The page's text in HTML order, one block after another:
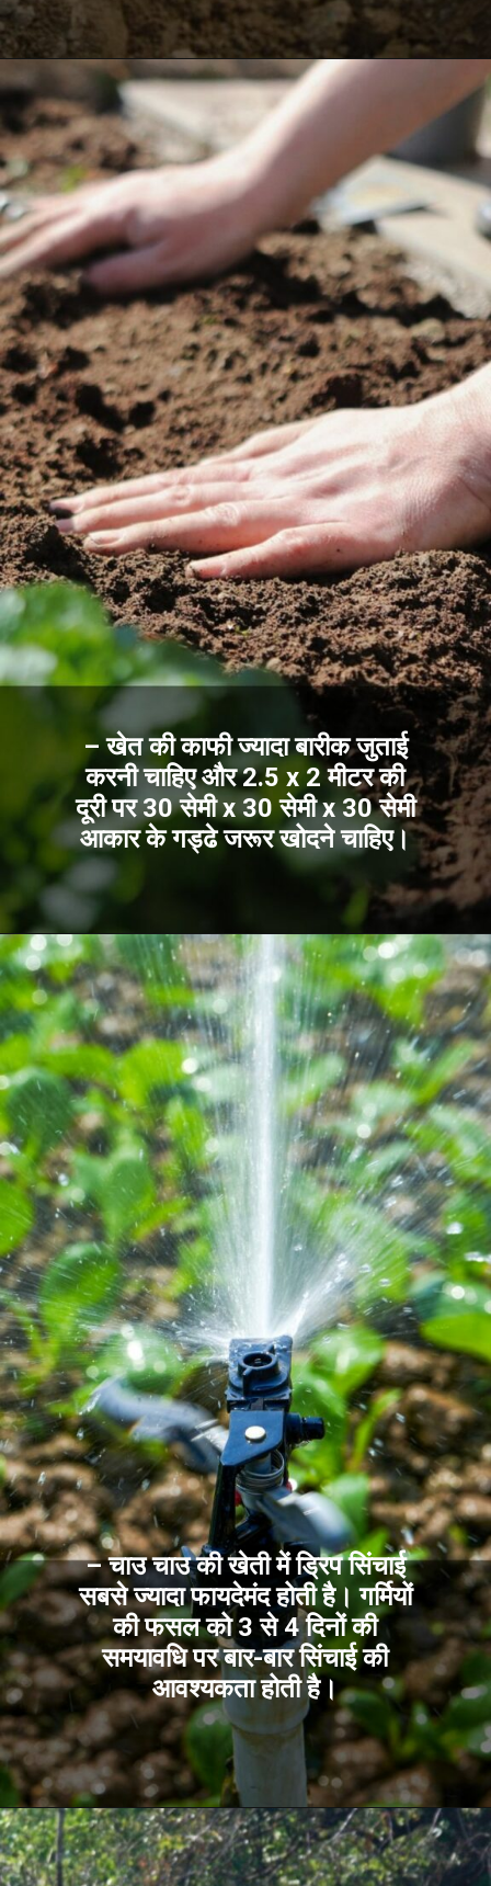
– खेत की काफी ज्यादा बारीक जुताई
करनी चाहिए और 2.5 x 2 मीटर की
दूरी पर 30 सेमी x 30 सेमी x 30 सेमी
आकार के गड्ढे जरूर खोदने चाहिए।
– चाउ चाउ की खेती में ड्रिप सिंचाई
सबसे ज्यादा फायदेमंद होती है। गर्मियों
की फसल को 3 से 4 दिनों की
समयावधि पर बार-बार सिंचाई की
आवश्यकता होती है।